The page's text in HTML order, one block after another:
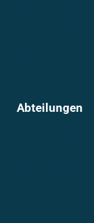
Abteilungen